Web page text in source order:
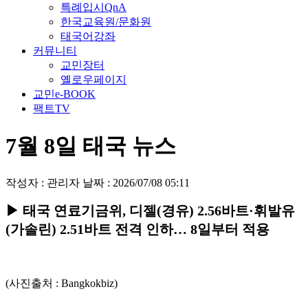
특례입시QnA
한국교육원/문화원
태국어강좌
커뮤니티
교민장터
옐로우페이지
교민e-BOOK
팩트TV
7월 8일 태국 뉴스
작성자 : 관리자 날짜 : 2026/07/08 05:11
▶ 태국 연료기금위, 디젤(경유) 2.56바트·휘발유
(가솔린) 2.51바트 전격 인하… 8일부터 적용
(사진출처 : Bangkokbiz)